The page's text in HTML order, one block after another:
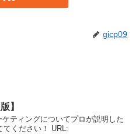
gicp09
】
ケティングについてプロが説明した
てください！ URL: